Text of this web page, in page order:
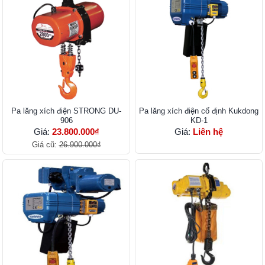
Pa lăng xích điện STRONG DU-
906
Giá: 23.800.000₫
Giá cũ:26.900.000₫
Pa lăng xích điện cố định Kukdong
KD-1
Giá: Liên hệ